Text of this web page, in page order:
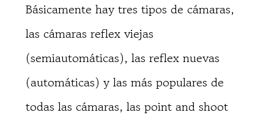
Básicamente hay tres tipos de cámaras,
las cámaras reflex viejas
(semiautomáticas), las reflex nuevas
(automáticas) y las más populares de
todas las cámaras, las point and shoot